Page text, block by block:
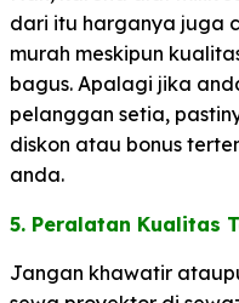
dari itu harganya juga
murah meskipun
bagus. Apalagi jika
pelanggan setia,
diskon atau bonus
anda.
5. Peralatan Kualitas
Jangan khawatir